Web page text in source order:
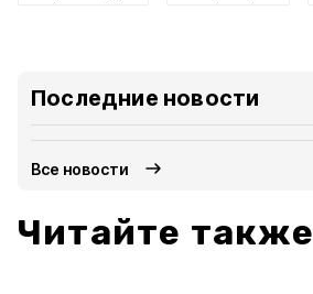
Последние новости
Все новости
Читайте также